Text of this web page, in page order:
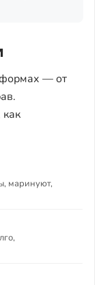
— от
маринуют,